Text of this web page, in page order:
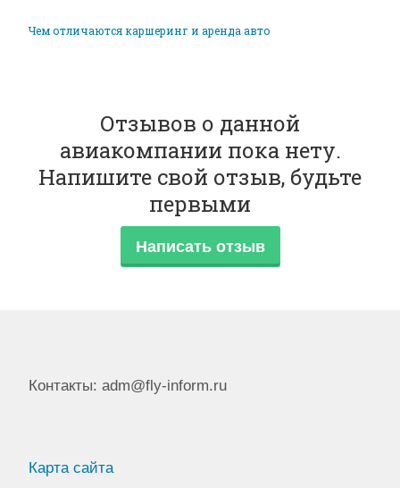
Чем отличаются каршеринг и аренда авто
Отзывов о данной
авиакомпании пока нету.
Напишите свой отзыв, будьте
первыми
Написать отзыв
Контакты: adm@fly-inform.ru
Карта сайта